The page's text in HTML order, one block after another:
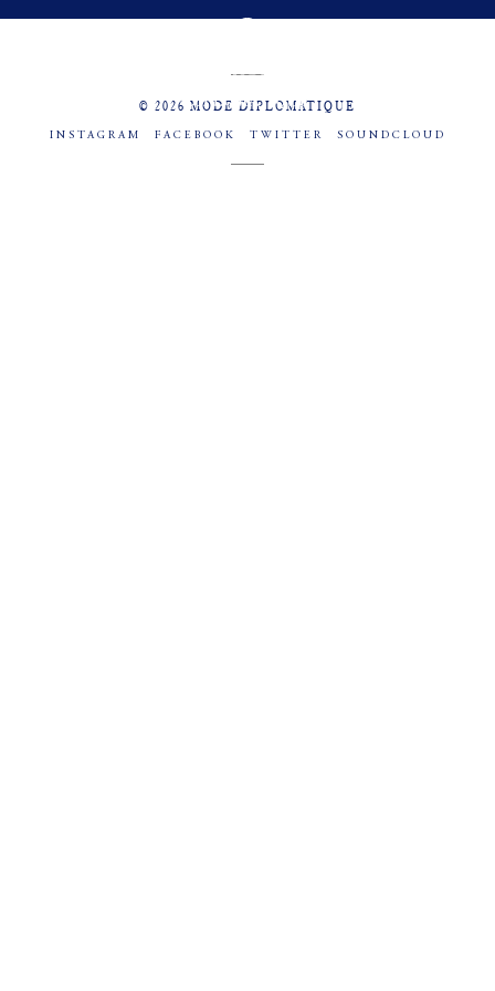
© 2026 MODE DIPLOMATIQUE
INSTAGRAM FACEBOOK TWITTER SOUNDCLOUD